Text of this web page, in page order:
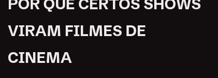
POR QUE CERTOS SHOWS
VIRAM FILMES DE
CINEMA